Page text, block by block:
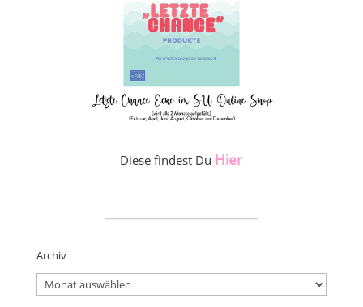
Diese findest Du Hier
Archiv
Archiv